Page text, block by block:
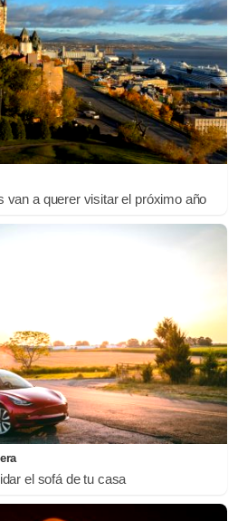
van a querer visitar el próximo año
el sofá de tu casa